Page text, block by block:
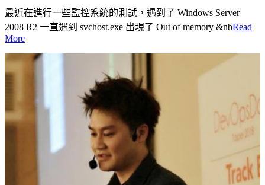
最近在進行一些監控系統的測試，遇到了 Windows Server
2008 R2 一直遇到 svchost.exe 出現了 Out of memory &nbRead
More